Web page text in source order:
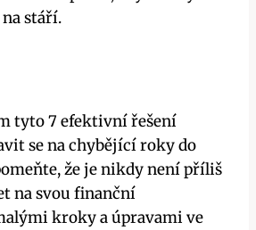
stáří.
tyto 7 efektivní řešení
se na chybějící roky do
že je nikdy není příliš
na svou finanční
kroky a úpravami ve